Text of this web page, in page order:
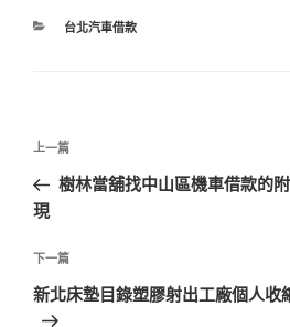
分
台北汽車借款
文
導
覽
上
一
篇
章
上一篇
樹林當舖找中山區機車借款的
現
下
一
篇
下一篇
新北床墊目錄塑膠射出工廠個人收